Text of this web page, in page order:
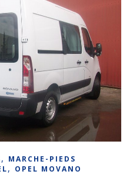
, MARCHE-PIEDS
, OPEL MOVANO